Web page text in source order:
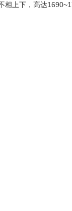
上下，高达